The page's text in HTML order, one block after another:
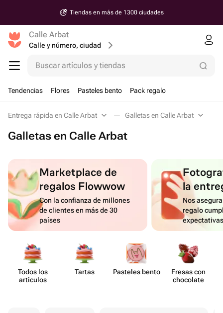
Tiendas en más de 1300 ciudades
Calle Arbat
Calle y número, ciudad
Buscar artículos y tiendas
Tendencias Flores Pasteles bento Pack regalo
Entrega rápida en Calle Arbat Galletas en Calle Arbat
Galletas en Calle Arbat
Marketplace de
regalos Flowwow
Con la confianza de millones
de clientes en más de 30
países
la
Nos
regalo
Todos los
artículos
Tartas Pasteles bento
Fresas con
chocolate